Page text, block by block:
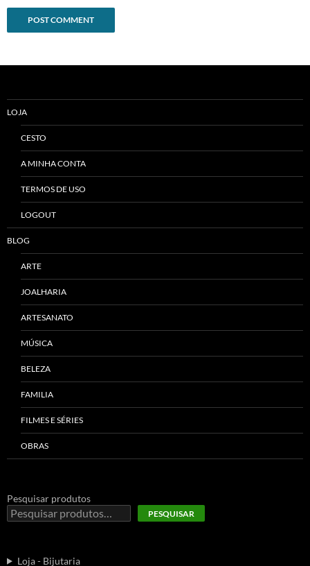
LOJA
CESTO
A MINHA CONTA
TERMOS DE USO
LOGOUT
BLOG
ARTE
JOALHARIA
ARTESANATO
MÚSICA
BELEZA
FAMILIA
FILMES E SÉRIES
OBRAS
Pesquisar produtos
PESQUISAR
Loja - Bijutaria